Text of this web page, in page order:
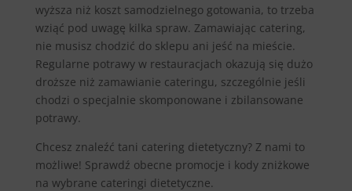
wyższa niż koszt samodzielnego gotowania, to trzeba
wziąć pod uwagę kilka spraw. Zamawiając catering,
nie musisz chodzić do sklepu ani jeść na mieście.
Regularne potrawy w restauracjach okazują się dużo
droższe niż zamawianie cateringu, szczególnie jeśli
chodzi o specjalnie skomponowane i zbilansowane
potrawy.
Chcesz znaleźć tani catering dietetyczny? Z nami to
możliwe! Sprawdź obecne promocje i kody zniżkowe
na wybrane cateringi dietetyczne.